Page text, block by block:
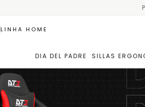
LINHA HOME
DIA DEL PADRE SILLAS